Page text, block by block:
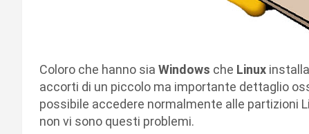
Coloro che hanno sia Windows che Linux
accorti di un piccolo ma importante dettaglio
possibile accedere normalmente alle partizioni
non vi sono questi problemi.